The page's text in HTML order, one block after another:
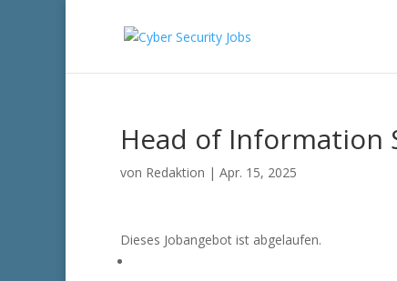
Head of Information
von Redaktion | Apr. 15, 2025
Dieses Jobangebot ist abgelaufen.